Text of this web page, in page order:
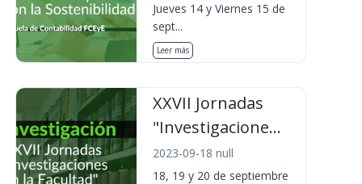
Jueves 14 y Viernes 15 de
sept...
Leer más
XXVII Jornadas
"Investigacione...
2023-09-18 null
18, 19 y 20 de septiembre